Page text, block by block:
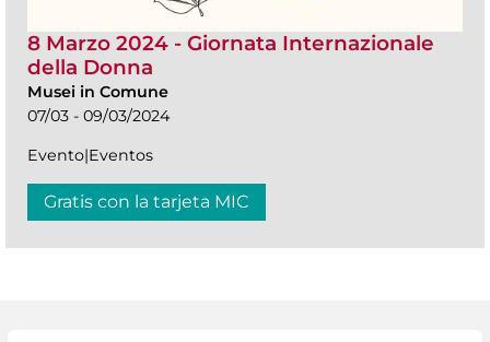
8 Marzo 2024 - Giornata Internazionale
della Donna
Musei in Comune
07/03 - 09/03/2024
Evento|Eventos
Gratis con la tarjeta MIC